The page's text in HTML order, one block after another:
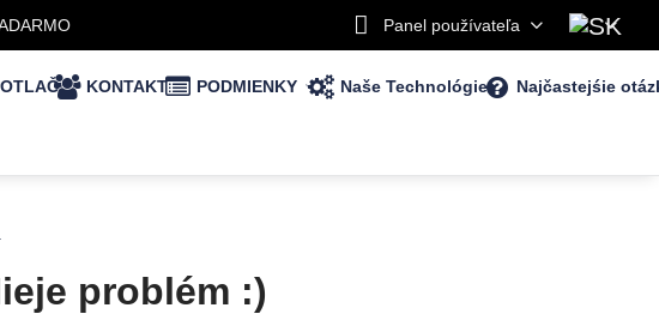
Panel používateľa
KONTAKT PODMIENKY Naše Technológie Najčastejśie
problém :)